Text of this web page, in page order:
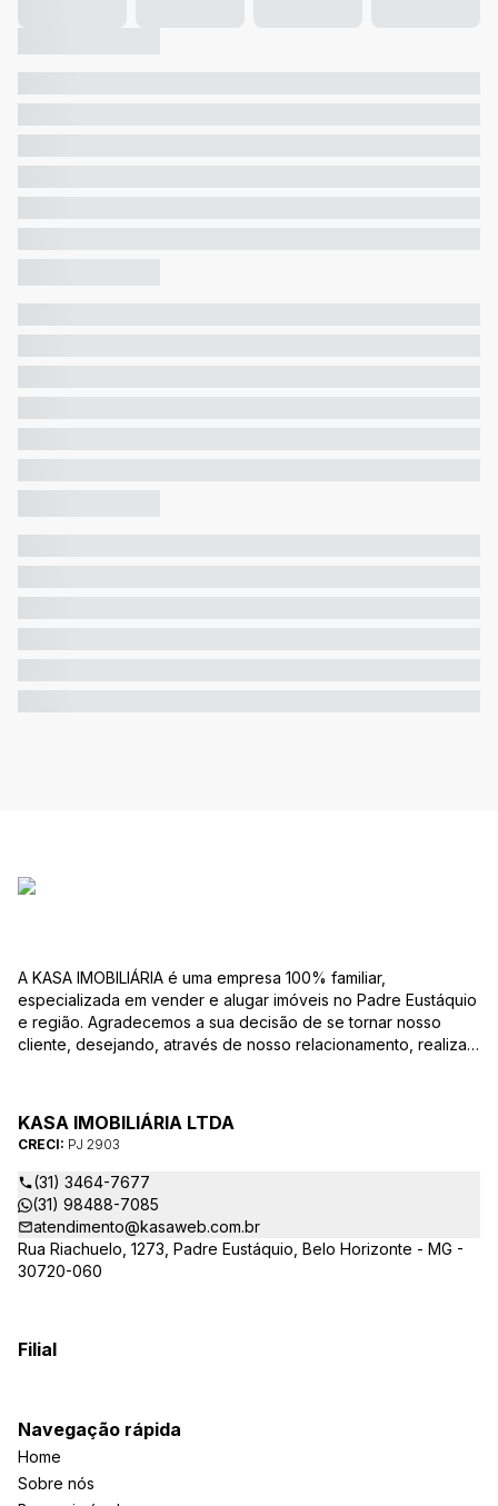
A KASA IMOBILIÁRIA é uma empresa 100% familiar,
especializada em vender e alugar imóveis no Padre Eustáquio
e região. Agradecemos a sua decisão de se tornar nosso
cliente, desejando, através de nosso relacionamento, realizar
uma equipe altamente qualificada e com a experiência de
quem atua há mais de 30 anos na região, desde de 1984,
destacamos alguns diferenciais importantes para o sucesso
dessa parceria.
KASA IMOBILIÁRIA LTDA
CRECI: PJ 2903
(31) 3464-7677
(31) 98488-7085
atendimento@kasaweb.com.br
Rua Riachuelo, 1273, Padre Eustáquio, Belo Horizonte - MG -
30720-060
Filial
Navegação rápida
Home
Sobre nós